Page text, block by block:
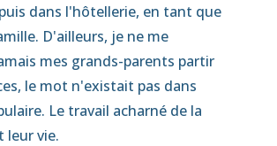
dans l'hôtellerie, en tant que
D'ailleurs, je ne me
mes grands-parents partir
le mot n'existait pas dans
Le travail acharné de la
leur vie.